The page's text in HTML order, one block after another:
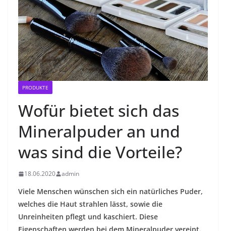
PRODUKTE
Wofür bietet sich das
Mineralpuder an und
was sind die Vorteile?
18.06.2020 admin
Viele Menschen wünschen sich ein natürliches Puder,
welches die Haut strahlen lässt, sowie die
Unreinheiten pflegt und kaschiert. Diese